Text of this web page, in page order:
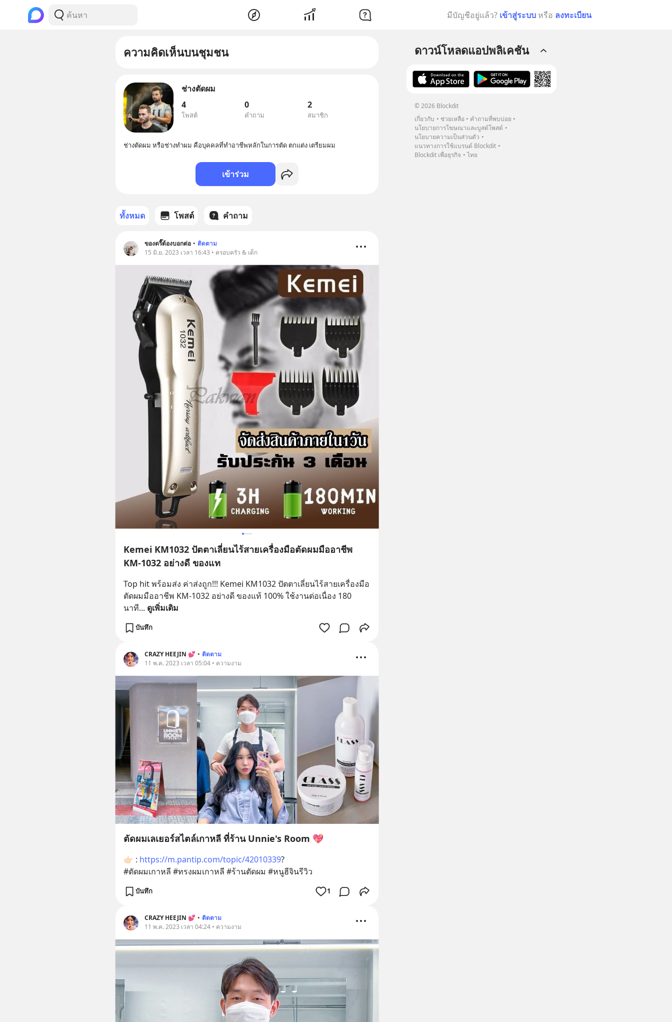
มีบัญชีอยู่แล้ว? เข้าสู่ระบบ หรือ ลงทะเบียน
ความคิดเห็นบนชุมชน
ช่างตัดผม
4
โพสต์
0
คำถาม
2
สมาชิก
ช่างตัดผม หรือช่างทำผม คือบุคคลที่ทำอาชีพหลักในการตัด ตกแต่ง เตรียมผม
เข้าร่วม
ทั้งหมด โพสต์ คำถาม
ของดรี๊ต้องบอกต่อ • ติดตาม
15 มิ.ย. 2023 เวลา 16:43 • ครอบครัว & เด็ก
Kemei KM1032 ปัตตาเลี่ยนไร้สายเครื่องมือตัดผมมืออาชีพ
KM-1032 อย่างดี ของแท
Top hit พร้อมส่ง ค่าส่งถูก!!! Kemei KM1032 ปัตตาเลี่ยนไร้สายเครื่องมือ
ตัดผมมืออาชีพ KM-1032 อย่างดี ของแท้ 100% ใช้งานต่อเนื่อง 180
นาที... ดูเพิ่มเติม
บันทึก
CRAZY HEEJIN 💕 • ติดตาม
11 พ.ค. 2023 เวลา 05:04 • ความงาม
ตัดผมเลเยอร์สไตล์เกาหลี ที่ร้าน Unnie's Room 💖
👉🏻 : https://m.pantip.com/topic/42010339?
#ตัดผมเกาหลี #ทรงผมเกาหลี #ร้านตัดผม #หนูฮีจินรีวิว
บันทึก 1
CRAZY HEEJIN 💕 • ติดตาม
11 พ.ค. 2023 เวลา 04:24 • ความงาม
ดาวน์โหลดแอปพลิเคชัน
© 2026 Blockdit
เกี่ยวกับ
ช่วยเหลือ
คำถามที่พบบ่อย
นโยบายการโฆษณาและบูสต์โพสต์
นโยบายความเป็นส่วนตัว
แนวทางการใช้แบรนด์ Blockdit
Blockdit เพื่อธุรกิจ
ไทย